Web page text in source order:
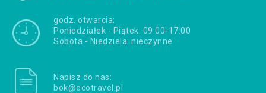
godz. otwarcia:
Poniedziałek - Piątek: 09:00-17:00
Sobota - Niedziela: nieczynne
Napisz do nas:
bok@ecotravel.pl